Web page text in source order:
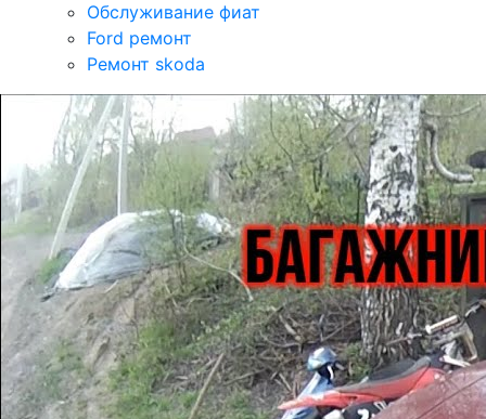
Обслуживание фиат
Ford ремонт
Ремонт skoda